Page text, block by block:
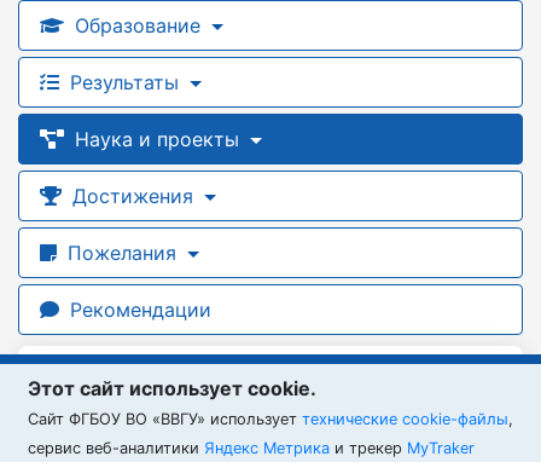
Образование
Результаты
Наука и проекты
Достижения
Пожелания
Рекомендации
Проекты
нет данных об участии в проектах
Этот сайт использует cookie.
Cайт ФГБОУ ВО «ВВГУ» использует технические cookie-файлы,
сервис веб-аналитики Яндекс Метрика и трекер MyTraker